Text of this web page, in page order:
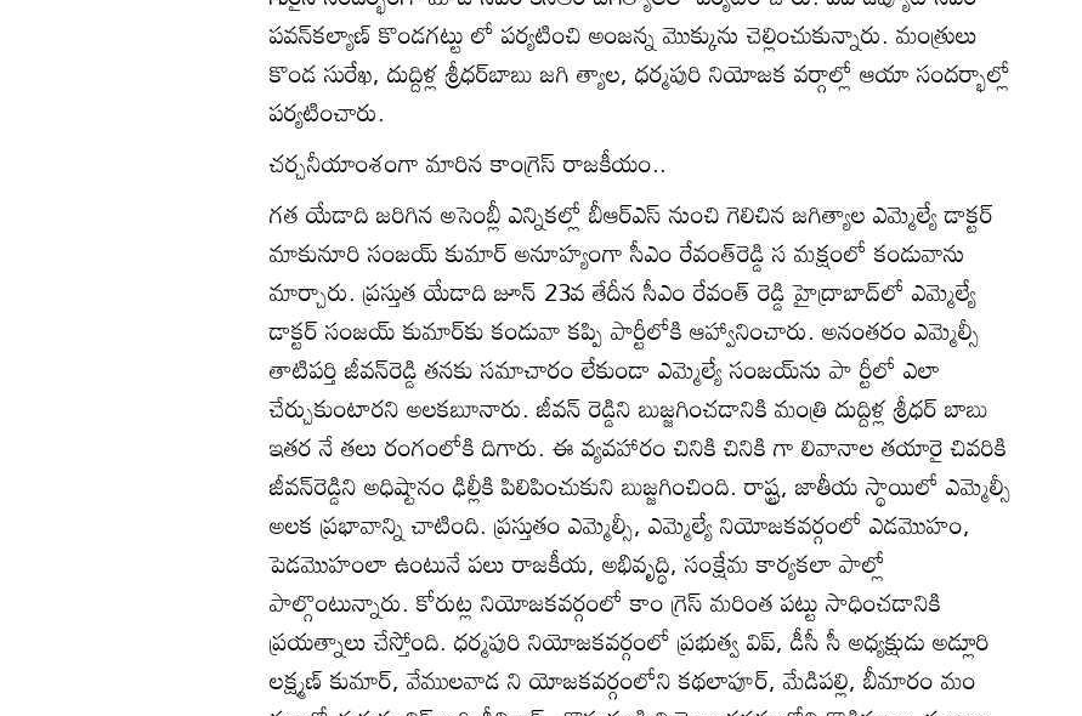
పవన్‌కల్యాణ్‌ కొండగట్టు లో పర్యటించి అంజన్న మొక్కును చెల్లించుకున్నారు. మంత్రులు
కొండ సురేఖ, దుద్దిళ్ల శ్రీధర్‌బాబు జగి త్యాల, ధర్మపురి నియోజక వర్గాల్లో ఆయా సందర్భాల్లో
పర్యటించారు.
చర్చనీయాంశంగా మారిన కాంగ్రెస్‌ రాజకీయం..
గత యేడాది జరిగిన అసెంబ్లీ ఎన్నికల్లో బీఆర్‌ఎస్‌ నుంచి గెలిచిన జగిత్యాల ఎమ్మెల్యే డాక్టర్‌
మాకునూరి సంజయ్‌ కుమార్‌ అనూహ్యంగా సీఎం రేవంత్‌రెడ్డి స మక్షంలో కండువాను
మార్చారు. ప్రస్తుత యేడాది జూన్‌ 23వ తేదీన సీఎం రేవంత్‌ రెడ్డి హైద్రాబాద్‌లో ఎమ్మెల్యే
డాక్టర్‌ సంజయ్‌ కుమార్‌కు కండువా కప్పి పార్టీలోకి ఆహ్వానించారు. అనంతరం ఎమ్మెల్సీ
తాటిపర్తి జీవన్‌రెడ్డి తనకు సమాచారం లేకుండా ఎమ్మెల్యే సంజయ్‌ను పా ర్టీలో ఎలా
చేర్చుకుంటారని అలకబూనారు. జీవన్‌ రెడ్డిని బుజ్జగించడానికి మంత్రి దుద్దిళ్ల శ్రీధర్‌ బాబు
ఇతర నే తలు రంగంలోకి దిగారు. ఈ వ్యవహారం చినికి చినికి గా లివానాల తయారై చివరికి
జీవన్‌రెడ్డిని అధిష్టానం ఢిల్లీకి పిలిపించుకుని బుజ్జగించింది. రాష్ట్ర, జాతీయ స్థాయిలో ఎమ్మెల్సీ
అలక ప్రభావాన్ని చాటింది. ప్రస్తుతం ఎమ్మెల్సీ, ఎమ్మెల్యే నియోజకవర్గంలో ఎడమొహం,
పెడమొహంలా ఉంటునే పలు రాజకీయ, అభివృద్ధి, సంక్షేమ కార్యకలా పాల్లో
పాల్గొంటున్నారు. కోరుట్ల నియోజకవర్గంలో కాం గ్రెస్‌ మరింత పట్టు సాధించడానికి
ప్రయత్నాలు చేస్తోంది. ధర్మపురి నియోజకవర్గంలో ప్రభుత్వ విప్‌, డీసీ సీ అధ్యక్షుడు అడ్లూరి
లక్ష్మణ్‌ కుమార్‌, వేములవాడ ని యోజకవర్గంలోని కథలాపూర్‌, మేడిపల్లి, బీమారం మం